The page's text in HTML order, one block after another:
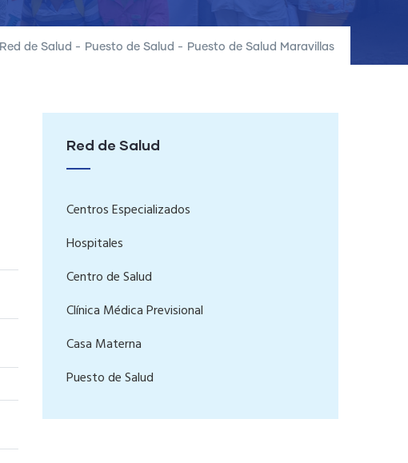
Red de Salud - Puesto de Salud - Puesto de Salud Maravillas
Red de Salud
Centros Especializados
Hospitales
Centro de Salud
Clínica Médica Previsional
Casa Materna
Puesto de Salud